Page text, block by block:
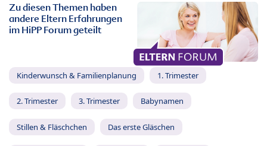
Zu diesen Themen haben
andere Eltern Erfahrungen
im HiPP Forum geteilt
Kinderwunsch & Familienplanung 1. Trimester
2. Trimester 3. Trimester Babynamen
Stillen & Fläschchen Das erste Gläschen